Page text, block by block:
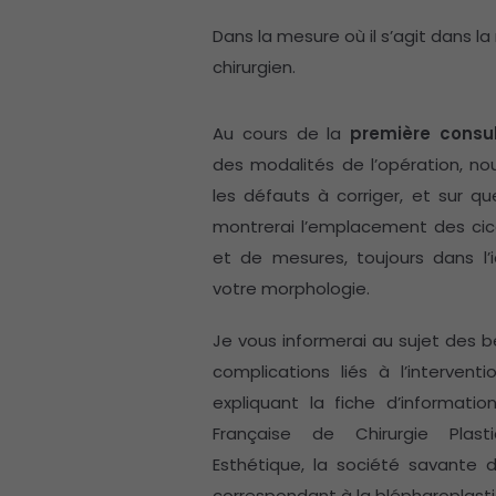
Dans la mesure où il s’agit dans
chirurgien.
Au cours de la première
des modalités de l’opération,
les défauts à corriger, et sur
montrerai l’emplacement des
et de mesures, toujours dans
votre morphologie.
Je vous informerai au sujet des
complications liés à
expliquant la fiche
Française de Chirurgie
Esthétique, la société savante